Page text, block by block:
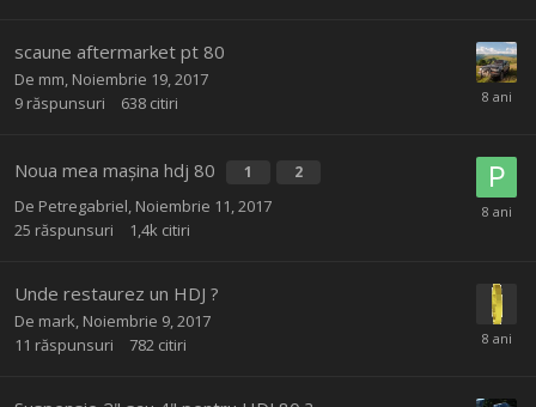
scaune aftermarket pt 80
De mm Noiembrie 19, 2017
9 răspunsuri 638 citiri
Noua mea mașina hdj 80 1 2
De Petregabriel Noiembrie 11, 2017
25 răspunsuri 1,4k citiri
Unde restaurez un HDJ ?
De mark Noiembrie 9, 2017
11 răspunsuri 782 citiri